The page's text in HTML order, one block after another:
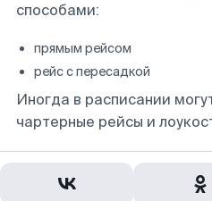
способами:
прямым рейсом
рейс с пересадкой
Иногда в расписании
чартерные рейсы и